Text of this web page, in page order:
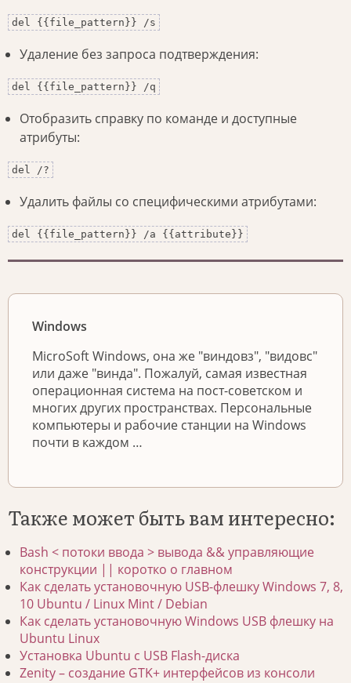
del {{file_pattern}} /s
Удаление без запроса подтверждения:
del {{file_pattern}} /q
Отобразить справку по команде и доступные
атрибуты:
del /?
Удалить файлы со специфическими атрибутами:
del {{file_pattern}} /a {{attribute}}
Windows
MicroSoft Windows, она же "виндовз", "видовс"
или даже "винда". Пожалуй, самая известная
операционная система на пост-советском и
многих других пространствах. Персональные
компьютеры и рабочие станции на Windows
почти в каждом …
Также может быть вам интересно:
Bash < потоки ввода > вывода && управляющие
конструкции || коротко о главном
Как сделать установочную USB-флешку Windows 7, 8,
10 Ubuntu / Linux Mint / Debian
Как сделать установочную Windows USB флешку на
Ubuntu Linux
Установка Ubuntu с USB Flash-диска
Zenity – создание GTK+ интерфейсов из консоли